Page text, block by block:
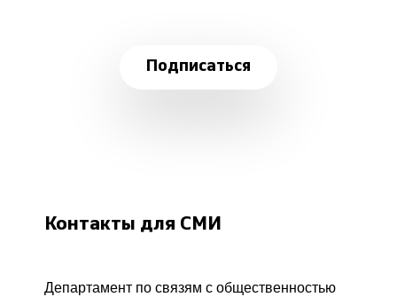
Подписаться
Контакты для СМИ
Департамент по связям с общественностью